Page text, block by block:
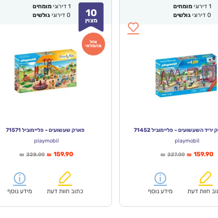
1 דירוגימומחים
0 דירוגיגולשים
השעשועים – פליימוביל 71452
playmobil
₪ 227.00המחיר
₪ 159.90
חוות דעת מידע נוסף
10
מצוין
1 דירוגימומחים
0 דירוגיגולשים
פארק שעשועים – פליימוביל 71571
playmobil
₪ 228.00המחיר
₪ 159.90המחיר
כתוב חוות דעת
מידע נוסף